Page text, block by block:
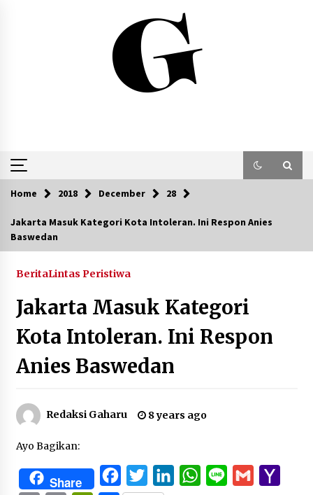
Home 2018 December 28
Jakarta Masuk Kategori Kota Intoleran. Ini Respon Anies
Baswedan
BeritaLintas Peristiwa
Jakarta Masuk Kategori
Kota Intoleran. Ini Respon
Anies Baswedan
Redaksi Gaharu 8 years ago
Ayo Bagikan:
Share FacebookTwitterLinkedInWhatsApp
Line Gmail